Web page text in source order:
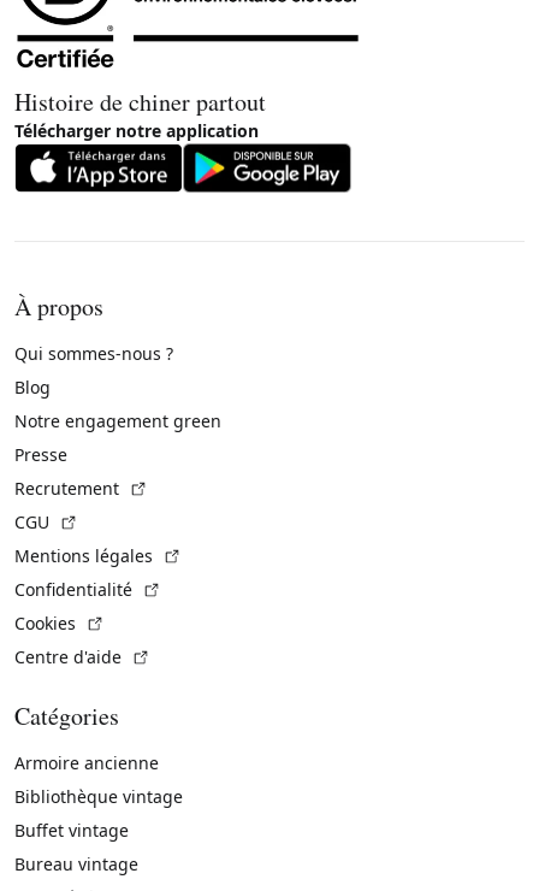
Histoire de chiner partout
Télécharger notre application
À propos
Qui sommes-nous ?
Blog
Notre engagement green
Presse
Recrutement
CGU
Mentions légales
Confidentialité
Cookies
Centre d'aide
Catégories
Armoire ancienne
Bibliothèque vintage
Buffet vintage
Bureau vintage